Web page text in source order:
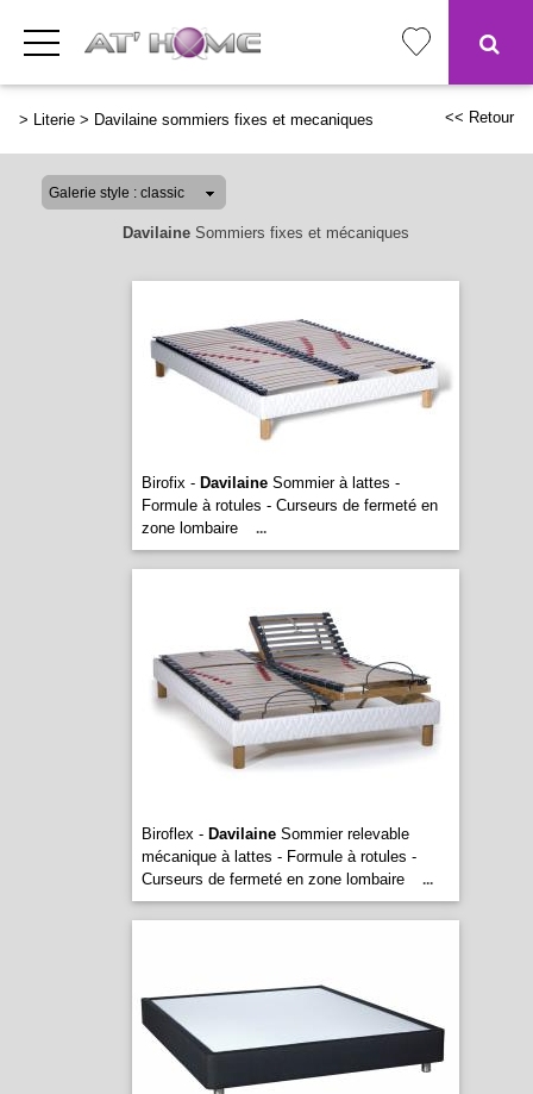
> Literie > Davilaine sommiers fixes et mecaniques << Retour
DavilaineSommiers fixes et mécaniques
Birofix - DavilaineSommier à lattes -
Formule à rotules - Curseurs de fermeté en
zone lombaire
...
Biroflex - DavilaineSommier relevable
mécanique à lattes - Formule à rotules -
Curseurs de fermeté en zone lombaire
...